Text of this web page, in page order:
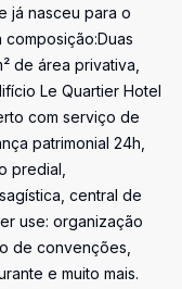
já nasceu para o
de área privativa,
Le Quartier Hotel
com serviço de
patrimonial 24h,
predial,
central de
use: organização
de convenções,
e muito mais.